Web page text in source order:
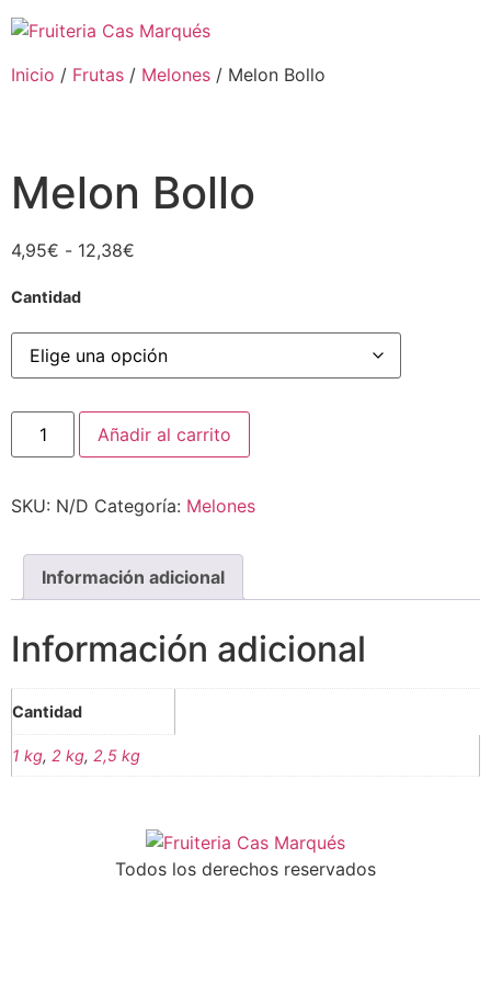
Inicio / Frutas / Melones / Melon Bollo
Melon Bollo
4,95€ - 12,38€
Cantidad
Añadir al carrito
SKU: N/D Categoría: Melones
Información adicional
Información adicional
Cantidad
1 kg, 2 kg, 2,5 kg
Todos los derechos reservados